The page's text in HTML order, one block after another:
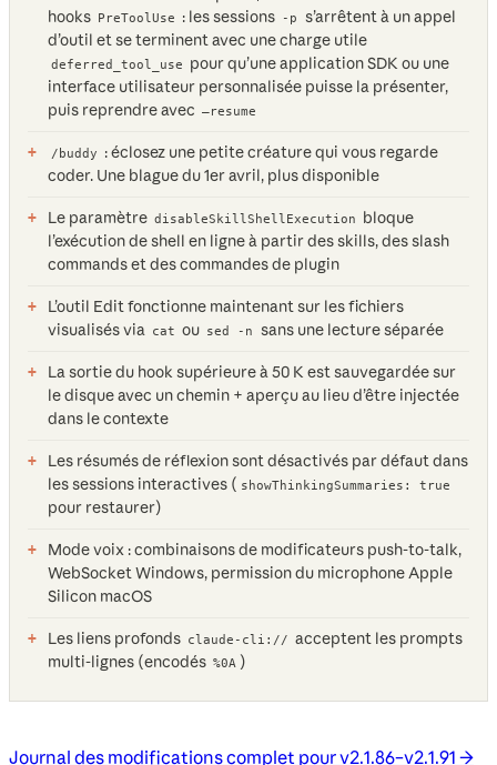
hooks PreToolUse : les sessions -p
s’arrêtent à un appel
d’outil et se terminent avec une charge utile
deferred_tool_use
pour qu’une application SDK ou une
interface utilisateur personnalisée puisse la présenter,
puis reprendre avec —resume
/buddy
: éclosez une petite créature qui vous regarde
coder. Une blague du 1er avril, plus disponible
Le paramètre disableSkillShellExecution
bloque
l’exécution de shell en ligne à partir des skills, des slash
commands et des commandes de plugin
L’outil Edit fonctionne maintenant sur les fichiers
visualisés via cat ou sed -n sans une lecture séparée
La sortie du hook supérieure à 50 K est sauvegardée sur
le disque avec un chemin + aperçu au lieu d’être injectée
dans le contexte
Les résumés de réflexion sont désactivés par défaut dans
les sessions interactives ( showThinkingSummaries: true
pour restaurer)
Mode voix : combinaisons de modificateurs push-to-talk,
WebSocket Windows, permission du microphone Apple
Silicon macOS
Les liens profonds claude-cli:// acceptent les prompts
multi-lignes (encodés %0A )
Journal des modifications complet pour v2.1.86–v2.1.91 →